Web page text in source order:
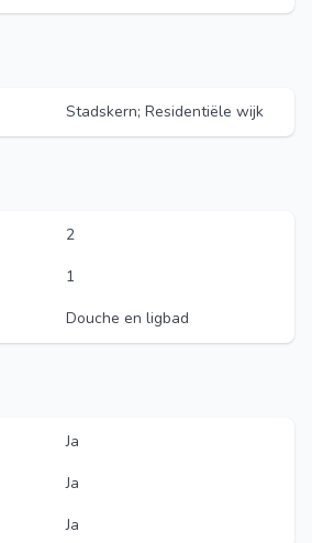
Stadskern; Residentiële wijk
2
1
Douche en ligbad
Ja
Ja
Ja